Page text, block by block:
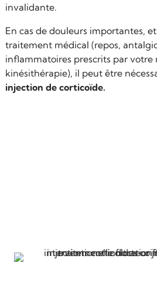
invalidante.
En cas de douleurs importantes,
traitement médical (repos,
inflammatoires prescrits par votre
kinésithérapie), il peut être
injection de corticoïde.